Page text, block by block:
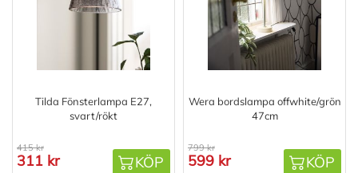
Tilda Fönsterlampa E27,
svart/rökt
415 kr
311 kr KÖP
Wera bordslampa offwhite/grön
47cm
799 kr
599 kr KÖP